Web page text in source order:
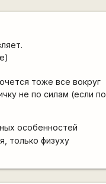
тоже все вокруг
не по силам (если по
особенностей
только физуху